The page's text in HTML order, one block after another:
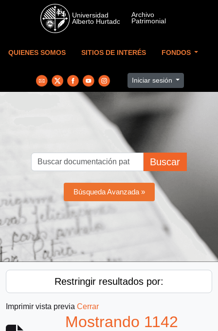
Skip to main content
QUIENES SOMOS SITIOS DE INTERÉS FONDOS
Iniciar sesión
Buscar
Búsqueda Avanzada »
Restringir resultados por:
Imprimir vista previa Cerrar
Mostrando 1142